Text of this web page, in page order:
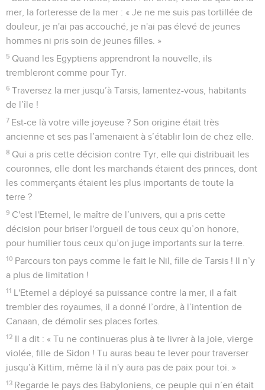
1 Voici que l'Eternel saccage la terre et y sème la
dévastation ; il bouleverse sa surface et disperse ses
habitants.
2 Un même sort frappe le prêtre et le membre du peuple, le
maître et l’esclave, la maîtresse et la servante, le vendeur et
l'acheteur, le prêteur et l'emprunteur, le créancier et le
débiteur.
La terre est entièrement saccagée, livrée au pillage. Oui,
l'Eternel l’a décrété.
La terre est en deuil, elle est épuisée. Le monde, épuisé,
dépérit. Les grands des peuples de la terre dépérissent.
5 La terre avait été souillée par ses habitants parce qu’ils
enfreignaient les lois, modifiaient les prescriptions, violaient
l'alliance éternelle.
6 Voilà pourquoi la malédiction dévaste la terre et ses
habitants doivent supporter les conséquences de leurs
crimes. Voilà pourquoi les habitants de la terre sont punis et
il ne reste qu'un petit nombre d’hommes.
Le vin nouveau est en deuil, la vigne dépérit. Tous ceux qui
avaient le cœur joyeux gémissent.
8 La joie des tambourins a cessé, le tapage des amusements
a pris fin, la musique jubilatoire de la harpe a cessé.
9 On ne boit plus de vin en chantant, les liqueurs fortes
paraissent amères aux buveurs.
10 La ville du chaos n’est plus que décombres. Toutes les